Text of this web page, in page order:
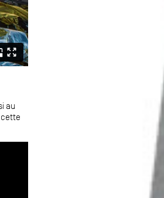
au
cette